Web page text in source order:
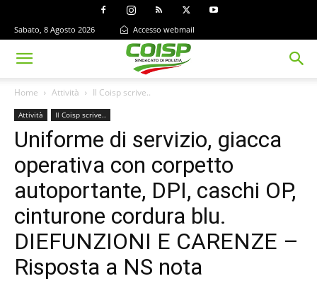
Sabato, 8 Agosto 2026 Accesso webmail
Home Attività Il Coisp scrive..
Attività Il Coisp scrive..
Uniforme di servizio, giacca
operativa con corpetto
autoportante, DPI, caschi OP,
cinturone cordura blu.
DIEFUNZIONI E CARENZE –
Risposta a NS nota